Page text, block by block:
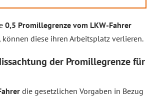
0,5 Promillegrenze vom LKW-Fahrer
diese ihren Arbeitsplatz verlieren.
der Promillegrenze für
die gesetzlichen Vorgaben in Bezug